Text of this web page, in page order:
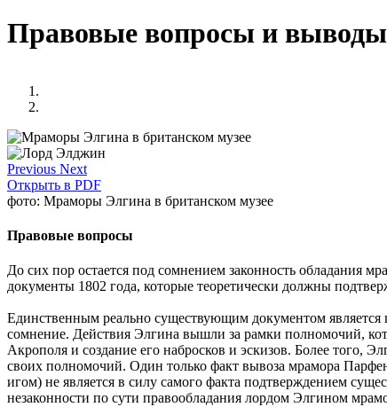
Правовые вопросы и выводы
Previous Next
Открыть в PDF
фото: Мраморы Элгина в британском музее
Правовые вопросы
До сих пор остается под сомнением законность обладания
документы 1802 года, которые теоретически должны
Единственным реально существующим документом является
сомнение. Действия Элгина вышли за рамки полномочий,
Акрополя и создание его набросков и эскизов. Более того,
своих полномочий. Один только факт вывоза мрамора
игом) не является в силу самого факта подтверждением
незаконности по сути правообладания лордом Элгином